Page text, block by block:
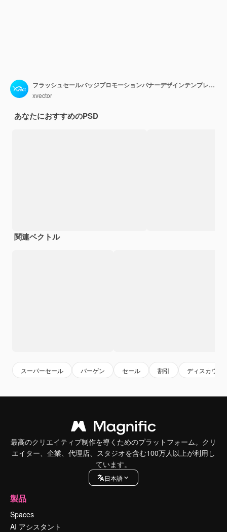
フラッシュセールバッジプロモーションバナーデザインテンプレート
xvector
あなたにおすすめのPSD
関連ベクトル
スーパーセール バーゲン セール 割引 ディスカウン
最高のクリエイティブ制作を導くためのプラットフォーム。クリ
エイター、企業、代理店、スタジオを含む100万人以上が利用し
ています。
日本語
製品
Spaces
AI アシスタント